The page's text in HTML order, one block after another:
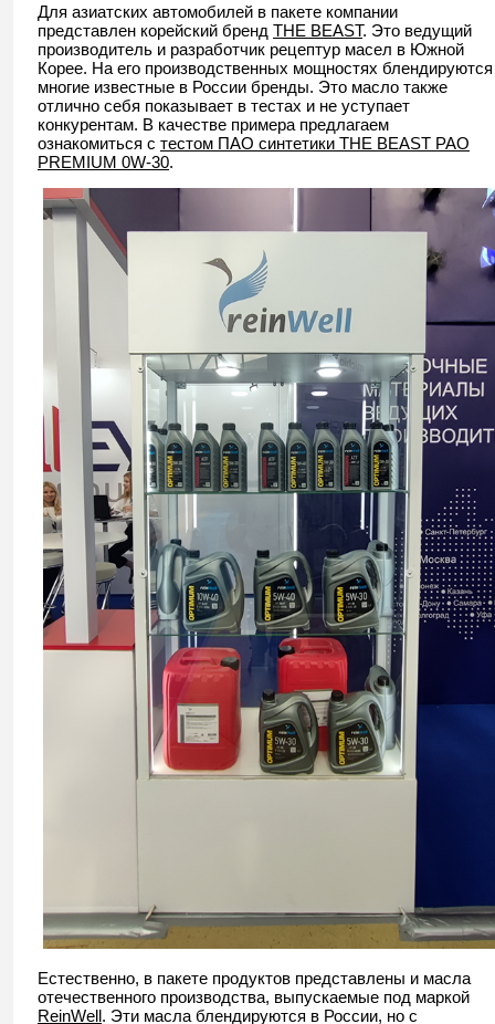
Для азиатских автомобилей в пакете компании
представлен корейский бренд THE BEAST. Это ведущий
производитель и разработчик рецептур масел в Южной
Корее. На его производственных мощностях блендируются
многие известные в России бренды. Это масло также
отлично себя показывает в тестах и не уступает
конкурентам. В качестве примера предлагаем
ознакомиться с тестом ПАО синтетики THE BEAST PAO
PREMIUM 0W-30.
Естественно, в пакете продуктов представлены и масла
отечественного производства, выпускаемые под маркой
ReinWell. Эти масла блендируются в России, но с